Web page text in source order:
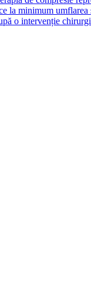
la minimum
o intervenție